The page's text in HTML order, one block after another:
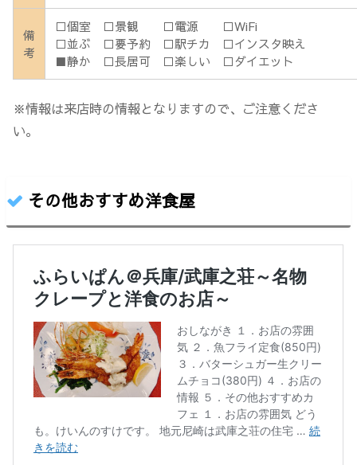
備
考
□個室 □景観 □電源 □WiFi
□並ぶ □要予約 □駅チカ □インスタ映え
■静か □長居可 □楽しい □ダイエット
※情報は来店時の情報となりますので、ご注意くださ
い。
その他おすすめ洋食屋